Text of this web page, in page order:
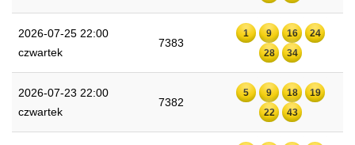
2026-07-25 22:00
czwartek
7383
1 9 16
24
28
34
2026-07-23 22:00
czwartek
7382
5 9 18
19
22
43